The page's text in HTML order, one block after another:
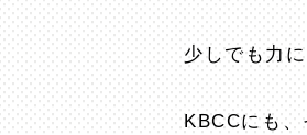
少しでも力
KBCCにも